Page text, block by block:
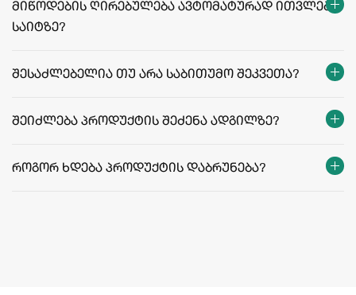
მიწოდების ღირებულება ავტომატურად ითვლება
საიტზე?
შესაძლებელია თუ არა საბითუმო შეკვეთა?
შეიძლება პროდუქტის შეძენა ადგილზე?
როგორ ხდება პროდუქტის დაბრუნება?